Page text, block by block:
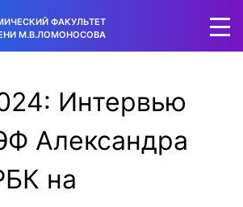
ФАКУЛЬТЕТ
М.В.ЛОМОНОСОВА
Интервью
Александра
на